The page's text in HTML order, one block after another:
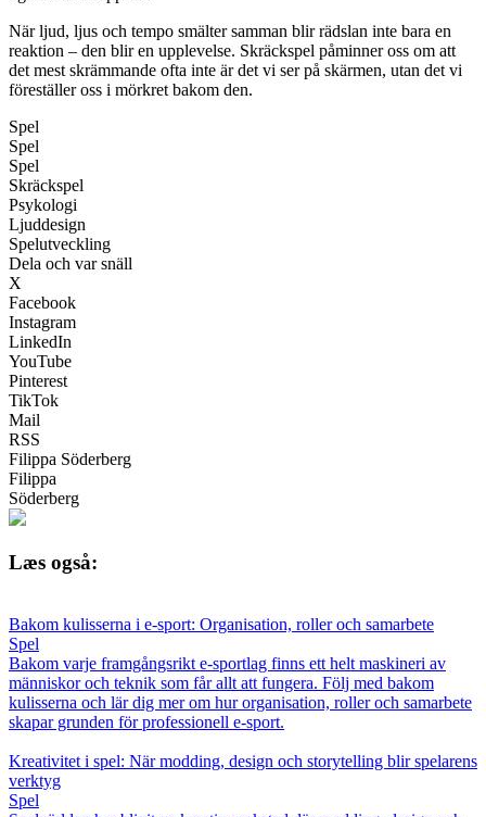
När ljud, ljus och tempo smälter samman blir rädslan inte bara en
reaktion – den blir en upplevelse. Skräckspel påminner oss om att
det mest skrämmande ofta inte är det vi ser på skärmen, utan det vi
föreställer oss i mörkret bakom den.
Spel
Spel
Spel
Skräckspel
Psykologi
Ljuddesign
Spelutveckling
Dela och var snäll
X
Facebook
Instagram
LinkedIn
YouTube
Pinterest
TikTok
Mail
RSS
Filippa Söderberg
Filippa
Söderberg
Læs også:
Bakom kulisserna i e-sport: Organisation, roller och samarbete
Spel
Bakom varje framgångsrikt e-sportlag finns ett helt maskineri av
människor och teknik som får allt att fungera. Följ med bakom
kulisserna och lär dig mer om hur organisation, roller och samarbete
skapar grunden för professionell e-sport.
Kreativitet i spel: När modding, design och storytelling blir spelarens
verktyg
Spel